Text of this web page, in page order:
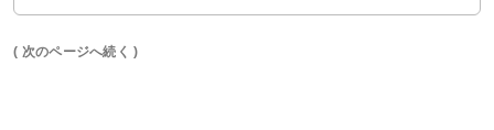
( 次のページへ続く )